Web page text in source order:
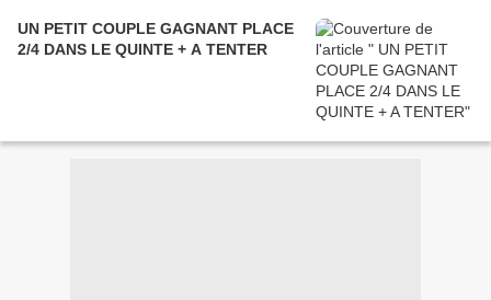
UN PETIT COUPLE GAGNANT PLACE
2/4 DANS LE QUINTE + A TENTER